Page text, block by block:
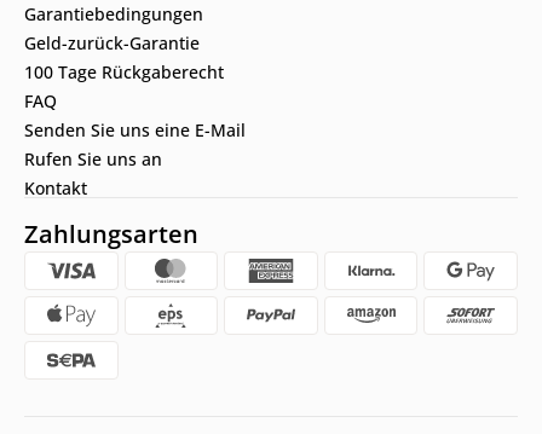
Garantiebedingungen
Geld-zurück-Garantie
100 Tage Rückgaberecht
FAQ
Senden Sie uns eine E-Mail
Rufen Sie uns an
Kontakt
Zahlungsarten